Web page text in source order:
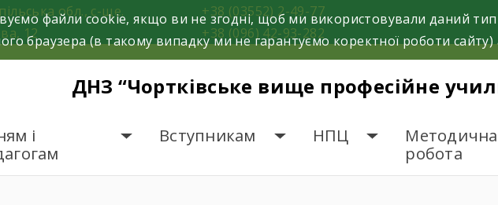
обл., с-ще.
12
+38 (03552) 2-49-77
+38 (096) 42-93-282
ДНЗ “Чортківське вище професійне
і
Вступникам НПЦ
Методична
робота
файли cookie, якщо ви не згодні, щоб ми використовували даний
браузера (в такому випадку ми не гарантуємо коректної роботи